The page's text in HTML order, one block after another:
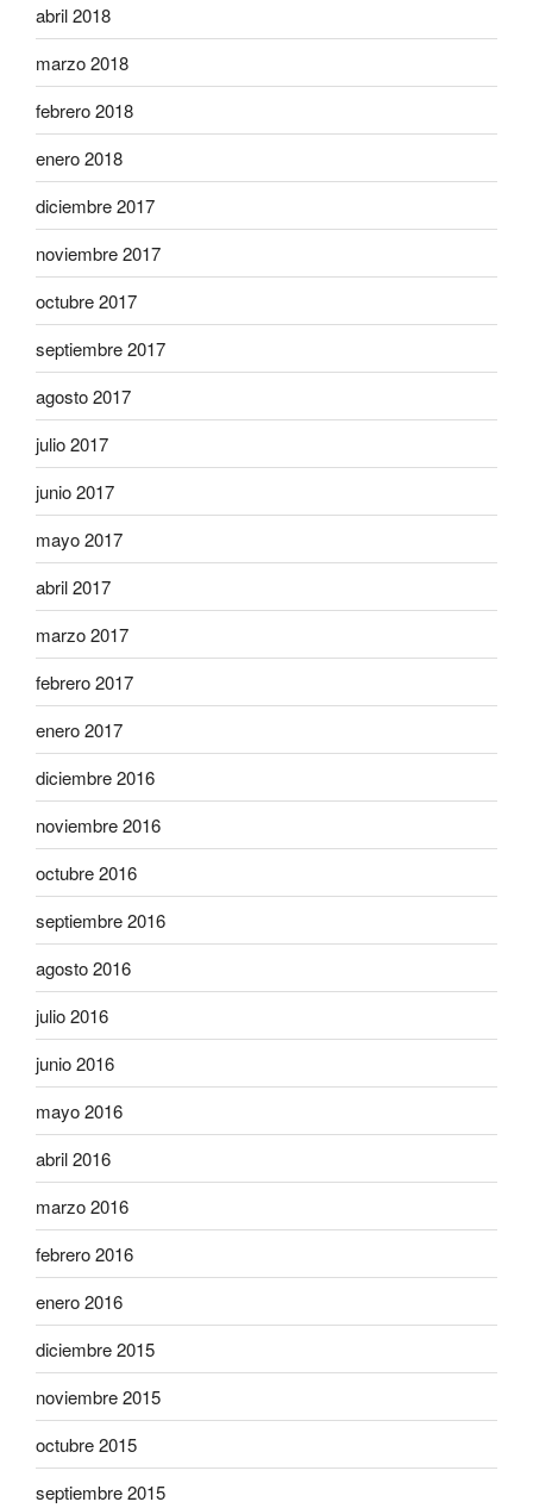
abril 2018
marzo 2018
febrero 2018
enero 2018
diciembre 2017
noviembre 2017
octubre 2017
septiembre 2017
agosto 2017
julio 2017
junio 2017
mayo 2017
abril 2017
marzo 2017
febrero 2017
enero 2017
diciembre 2016
noviembre 2016
octubre 2016
septiembre 2016
agosto 2016
julio 2016
junio 2016
mayo 2016
abril 2016
marzo 2016
febrero 2016
enero 2016
diciembre 2015
noviembre 2015
octubre 2015
septiembre 2015